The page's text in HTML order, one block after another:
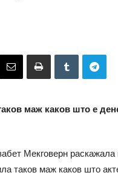
маж каков што е
Мекговерн раскажала
таков маж каков што